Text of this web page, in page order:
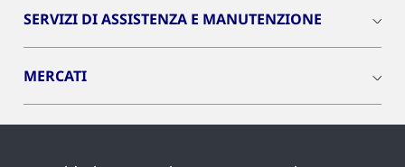
SERVIZI DI ASSISTENZA E MANUTENZIONE
MERCATI